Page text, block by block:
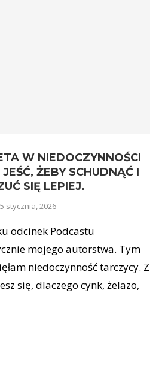
W NIEDOCZYNNOŚCI
ŻEBY SCHUDNĄĆ I
SIĘ LEPIEJ.
5 stycznia, 2026
odcinek Podcastu
mojego autorstwa. Tym
niedoczynność tarczycy. Z
się, dlaczego cynk, żelazo,